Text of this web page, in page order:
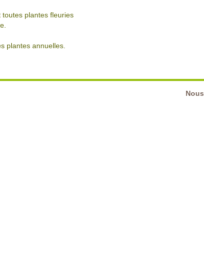
plantes fleuries
plantes annuelles.
Nous